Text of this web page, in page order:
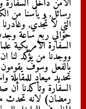
الأمن داخل
رسائل, و يأسنا من
التي لا تُجدي,
حوالي ربع ساعة
السفارة الامريكية
ووجدنا من يؤكد لنا
بالفعل وسوف يقومون
تحديد ميعاد للمقابلة
السفارة وتأكدنا
رمضان) لانه تحدث